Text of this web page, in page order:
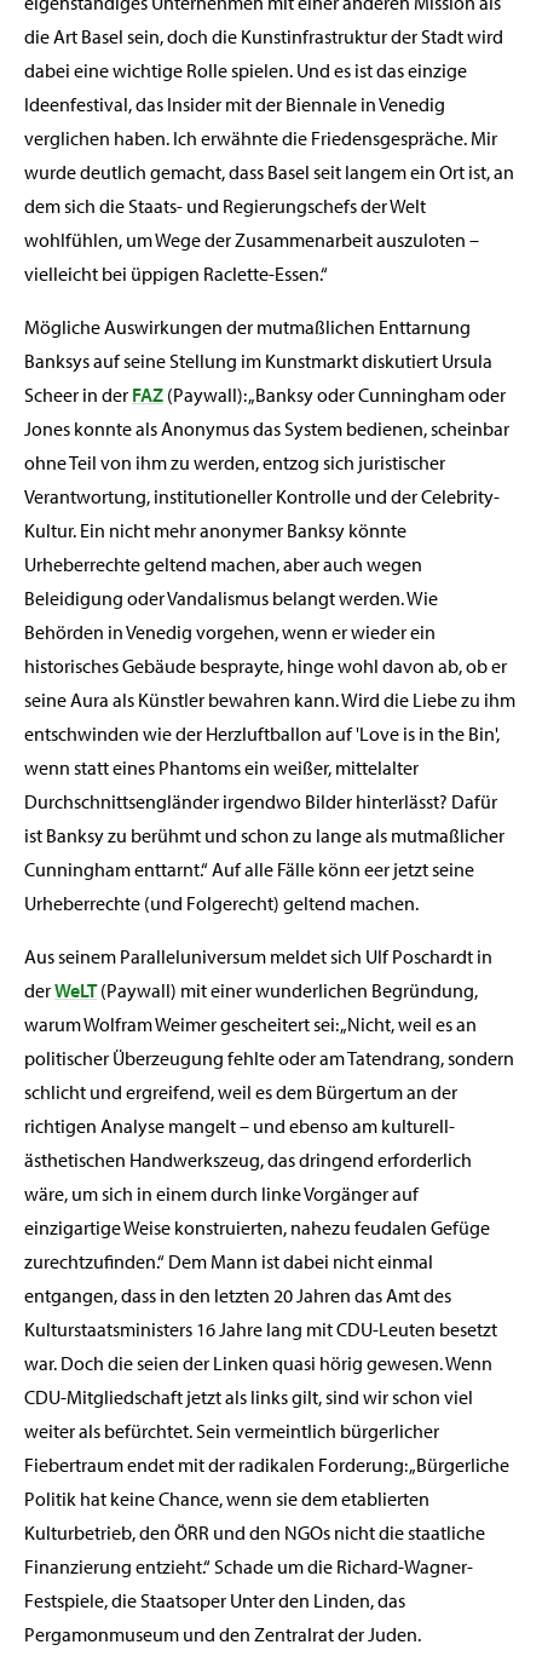
die Art Basel sein, doch die Kunstinfrastruktur der Stadt wird
dabei eine wichtige Rolle spielen. Und es ist das einzige
Ideenfestival, das Insider mit der Biennale in Venedig
verglichen haben. Ich erwähnte die Friedensgespräche. Mir
wurde deutlich gemacht, dass Basel seit langem ein Ort ist, an
dem sich die Staats- und Regierungschefs der Welt
wohlfühlen, um Wege der Zusammenarbeit auszuloten –
vielleicht bei üppigen Raclette-Essen.“
Mögliche Auswirkungen der mutmaßlichen Enttarnung
Banksys auf seine Stellung im Kunstmarkt diskutiert Ursula
Scheer in der FAZ (Paywall): „Banksy oder Cunningham oder
Jones konnte als Anonymus das System bedienen, scheinbar
ohne Teil von ihm zu werden, entzog sich juristischer
Verantwortung, institutioneller Kontrolle und der Celebrity-
Kultur. Ein nicht mehr anonymer Banksy könnte
Urheberrechte geltend machen, aber auch wegen
Beleidigung oder Vandalismus belangt werden. Wie
Behörden in Venedig vorgehen, wenn er wieder ein
historisches Gebäude besprayte, hinge wohl davon ab, ob er
seine Aura als Künstler bewahren kann. Wird die Liebe zu ihm
entschwinden wie der Herzluftballon auf 'Love is in the Bin',
wenn statt eines Phantoms ein weißer, mittelalter
Durchschnittsengländer irgendwo Bilder hinterlässt? Dafür
ist Banksy zu berühmt und schon zu lange als mutmaßlicher
Cunningham enttarnt.“ Auf alle Fälle könn eer jetzt seine
Urheberrechte (und Folgerecht) geltend machen.
Aus seinem Paralleluniversum meldet sich Ulf Poschardt in
derWeLT(Paywall) mit einer wunderlichen Begründung,
warum Wolfram Weimer gescheitert sei: „Nicht, weil es an
politischer Überzeugung fehlte oder am Tatendrang, sondern
schlicht und ergreifend, weil es dem Bürgertum an der
richtigen Analyse mangelt – und ebenso am kulturell-
ästhetischen Handwerkszeug, das dringend erforderlich
wäre, um sich in einem durch linke Vorgänger auf
einzigartige Weise konstruierten, nahezu feudalen Gefüge
zurechtzufinden.“ Dem Mann ist dabei nicht einmal
entgangen, dass in den letzten 20 Jahren das Amt des
Kulturstaatsministers 16 Jahre lang mit CDU-Leuten besetzt
war. Doch die seien der Linken quasi hörig gewesen. Wenn
CDU-Mitgliedschaft jetzt als links gilt, sind wir schon viel
weiter als befürchtet. Sein vermeintlich bürgerlicher
Fiebertraum endet mit der radikalen Forderung: „Bürgerliche
Politik hat keine Chance, wenn sie dem etablierten
Kulturbetrieb, den ÖRR und den NGOs nicht die staatliche
Finanzierung entzieht.“ Schade um die Richard-Wagner-
Festspiele, die Staatsoper Unter den Linden, das
Pergamonmuseum und den Zentralrat der Juden.